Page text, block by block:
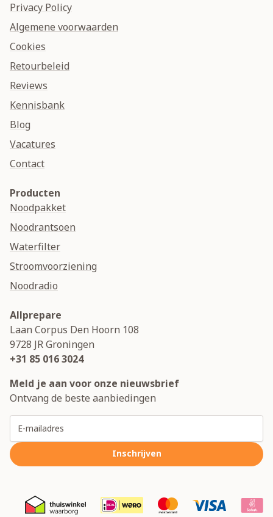
Privacy Policy
Algemene voorwaarden
Cookies
Retourbeleid
Reviews
Kennisbank
Blog
Vacatures
Contact
Producten
Noodpakket
Noodrantsoen
Waterfilter
Stroomvoorziening
Noodradio
Allprepare
Laan Corpus Den Hoorn 108
9728 JRGroningen
+31 85 016 3024
Meld je aan voor onze nieuwsbrief
Ontvang de beste aanbiedingen
Inschrijven